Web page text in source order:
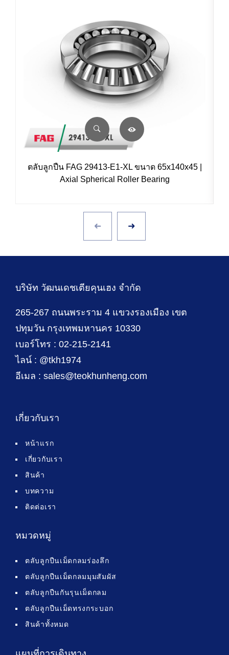
ตลับลูกปืน FAG 29413-E1-XL ขนาด 65x140x45 |
Axial Spherical Roller Bearing
บริษัท วัฒนเดชเตียคุนเฮง จำกัด
265-267 ถนนพระราม 4 แขวงรองเมือง เขต
ปทุมวัน กรุงเทพมหานคร 10330
เบอร์โทร : 02-215-2141
ไลน์ : @tkh1974
อีเมล : sales@teokhunheng.com
เกี่ยวกับเรา
หน้าแรก
เกี่ยวกับเรา
สินค้า
บทความ
ติดต่อเรา
หมวดหมู่
ตลับลูกปืนเม็ดกลมร่องลึก
ตลับลูกปืนเม็ดกลมมุมสัมผัส
ตลับลูกปืนกันรุนเม็ดกลม
ตลับลูกปืนเม็ดทรงกระบอก
สินค้าทั้งหมด